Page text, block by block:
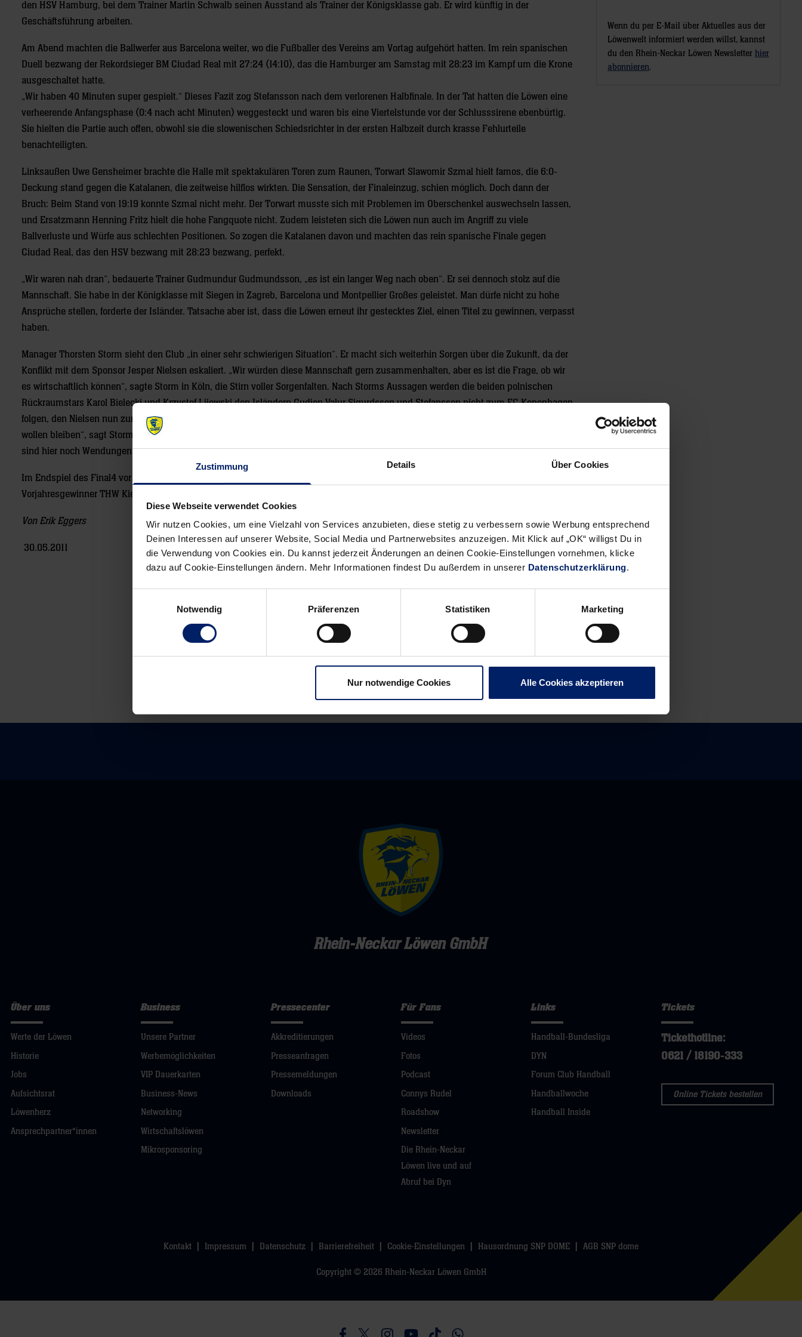
Zustimmung Details Über Cookies
Diese Webseite verwendet Cookies
Wir nutzen Cookies, um eine Vielzahl von Services anzubieten, diese stetig zu verbessern sowie Werbung entsprechend
Deinen Interessen auf unserer Website, Social Media und Partnerwebsites anzuzeigen. Mit Klick auf „OK“ willigst Du in
die Verwendung von Cookies ein. Du kannst jederzeit Änderungen an deinen Cookie-Einstellungen vornehmen, klicke
dazu auf Cookie-Einstellungen ändern. Mehr Informationen findest Du außerdem in unserer Datenschutzerklärung.
Notwendig
Präferenzen Statistiken Marketing
Nur notwendige Cookies Alle Cookies akzeptieren
den HSV Hamburg, bei dem Trainer Martin Schwalb seinen Ausstand als Trainer der Königsklasse gab. Er wird künftig in der
Geschäftsführung arbeiten.
Am Abend machten die Ballwerfer aus Barcelona weiter, wo die Fußballer des Vereins am Vortag aufgehört hatten. Im rein spanischen
Duell bezwang der Rekordsieger BM Ciudad Real mit 27:24 (14:10), das die Hamburger am Samstag mit 28:23 im Kampf um die Krone
ausgeschaltet hatte.
„Wir haben 40 Minuten super gespielt.“ Dieses Fazit zog Stefansson nach dem verlorenen Halbfinale. In der Tat hatten die Löwen eine
verheerende Anfangsphase (0:4 nach acht Minuten) weggesteckt und waren bis eine Viertelstunde vor der Schlusssirene ebenbürtig.
Sie hielten die Partie auch offen, obwohl sie die slowenischen Schiedsrichter in der ersten Halbzeit durch krasse Fehlurteile
benachteiligten.
Linksaußen Uwe Gensheimer brachte die Halle mit spektakulären Toren zum Raunen, Torwart Slawomir Szmal hielt famos, die 6:0-
Deckung stand gegen die Katalanen, die zeitweise hilflos wirkten. Die Sensation, der Finaleinzug, schien möglich. Doch dann der
Bruch: Beim Stand von 19:19 konnte Szmal nicht mehr. Der Torwart musste sich mit Problemen im Oberschenkel auswechseln lassen,
und Ersatzmann Henning Fritz hielt die hohe Fangquote nicht. Zudem leisteten sich die Löwen nun auch im Angriff zu viele
Ballverluste und Würfe aus schlechten Positionen. So zogen die Katalanen davon und machten das rein spanische Finale gegen
Ciudad Real, das den HSV bezwang mit 28:23 bezwang, perfekt.
„Wir waren nah dran“, bedauerte Trainer Gudmundur Gudmundsson, „es ist ein langer Weg nach oben“. Er sei dennoch stolz auf die
Mannschaft. Sie habe in der Königklasse mit Siegen in Zagreb, Barcelona und Montpellier Großes geleistet. Man dürfe nicht zu hohe
Ansprüche stellen, forderte der Isländer. Tatsache aber ist, dass die Löwen erneut ihr gestecktes Ziel, einen Titel zu gewinnen, verpasst
haben.
Manager Thorsten Storm sieht den Club „in einer sehr schwierigen Situation“. Er macht sich weiterhin Sorgen über die Zukunft, da der
Konflikt mit dem Sponsor Jesper Nielsen eskaliert. „Wir würden diese Mannschaft gern zusammenhalten, aber es ist die Frage, ob wir
es wirtschaftlich können“, sagte Storm in Köln, die Stirn voller Sorgenfalten. Nach Storms Aussagen werden die beiden polnischen
Rückraumstars Karol Bielecki und Krzystof Lijewski den Isländern Gudjon Valur Sigurdsson und Stefansson nicht zum FC Kopenhagen
folgen, den Nielsen nun zum Champions-League-Sieger aufbauen will. „Beide haben das Angebot von Kopenhagen abgelehnt und
wollen bleiben“, sagt Storm. Kompliziert indes macht die Angelegenheit, dass Nielsen für die Gehälter der Profis aufkommt, insofern
sind hier noch Wendungen möglich.
Im Endspiel des Final4 vor 19 250 Zuschauern ragten Barcelonas Torhüter Danijel Saric und Jesper Nöddesbo mit acht Treffern heraus.
Vorjahresgewinner THW Kiel war im Viertelfinale an Barcelona gescheitert.
Von Erik Eggers
30.05.2011
Wenn du per E-Mail über Aktuelles aus der
Löwenwelt informiert werden willst, kannst
du den Rhein-Neckar Löwen Newsletter hier
abonnieren.
previous
News:
Löwen
beenden
Vierter
newst
News:
Barcelona
lässt
Chance
Rhein-Neckar Löwen GmbH
Über uns
Werte der Löwen
Historie
Jobs
Aufsichtsrat
Löwenherz
Ansprechpartner*innen
Business
Unsere Partner
Werbemöglichkeiten
VIP Dauerkarten
Business-News
Networking
Wirtschaftslöwen
Mikrosponsoring
Pressecenter
Akkreditierungen
Presseanfragen
Pressemeldungen
Downloads
Für Fans
Videos
Fotos
Podcast
Connys Rudel
Roadshow
Newsletter
Die Rhein-Neckar
Löwen live und auf
Abruf bei Dyn
Links
Handball-Bundesliga
DYN
Forum Club Handball
Handballwoche
Handball Inside
Tickets
Tickethotline:
0621 / 18190-333
Online Tickets bestellen
Kontakt Impressum Datenschutz Barrierefreiheit Cookie-Einstellungen Hausordnung SNP DOME AGB SNP dome
Copyright © 2026 Rhein-Neckar Löwen GmbH